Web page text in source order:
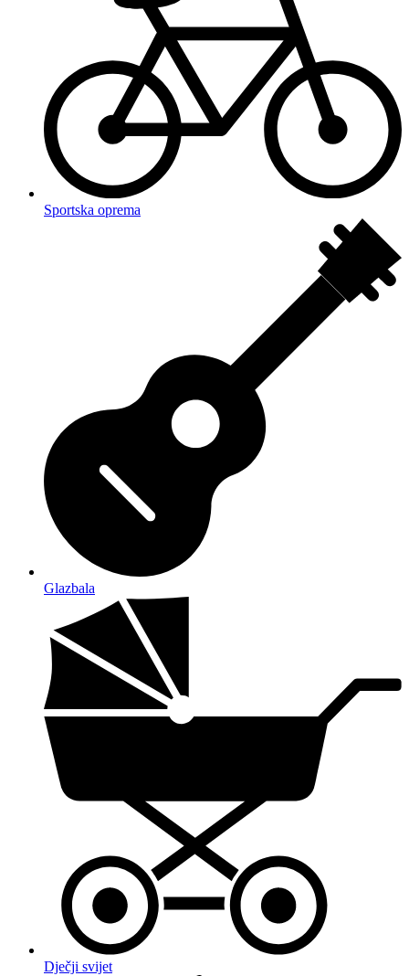
Sportska oprema
Glazbala
Dječji svijet